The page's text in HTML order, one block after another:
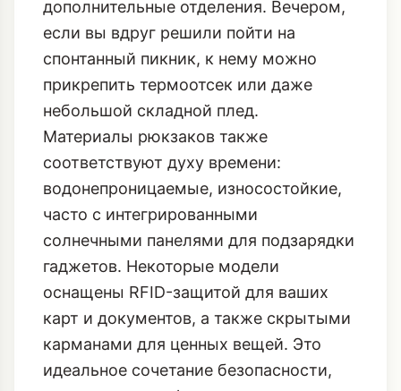
ноутбук для работы в кафе или
свежую книгу из книжного, он легко
расширяется, добавляя
дополнительные отделения. Вечером,
если вы вдруг решили пойти на
спонтанный пикник, к нему можно
прикрепить термоотсек или даже
небольшой складной плед.
Материалы рюкзаков также
соответствуют духу времени:
водонепроницаемые, износостойкие,
часто с интегрированными
солнечными панелями для подзарядки
гаджетов. Некоторые модели
оснащены RFID-защитой для ваших